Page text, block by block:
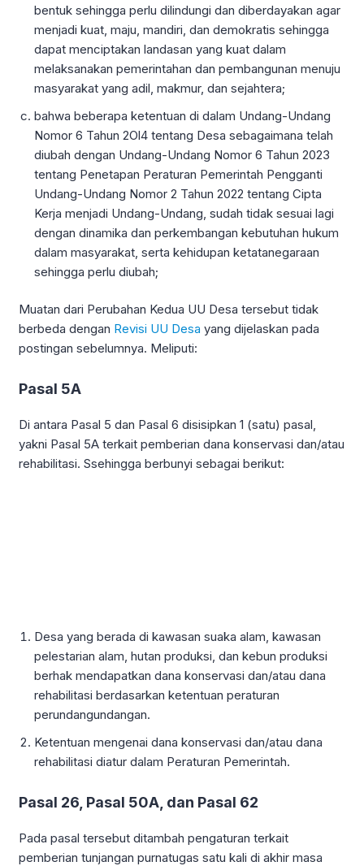
bentuk sehingga perlu dilindungi dan diberdayakan agar
menjadi kuat, maju, mandiri, dan demokratis sehingga
dapat menciptakan landasan yang kuat dalam
melaksanakan pemerintahan dan pembangunan menuju
masyarakat yang adil, makmur, dan sejahtera;
bahwa beberapa ketentuan di dalam Undang-Undang
Nomor 6 Tahun 2Ol4 tentang Desa sebagaimana telah
diubah dengan Undang-Undang Nomor 6 Tahun 2023
tentang Penetapan Peraturan Pemerintah Pengganti
Undang-Undang Nomor 2 Tahun 2022 tentang Cipta
Kerja menjadi Undang-Undang, sudah tidak sesuai lagi
dengan dinamika dan perkembangan kebutuhan hukum
dalam masyarakat, serta kehidupan ketatanegaraan
sehingga perlu diubah;
Muatan dari Perubahan Kedua UU Desa tersebut tidak
berbeda dengan Revisi UU Desa yang dijelaskan pada
postingan sebelumnya. Meliputi:
Pasal 5A
Di antara Pasal 5 dan Pasal 6 disisipkan 1 (satu) pasal,
yakni Pasal 5A terkait pemberian dana konservasi dan/atau
rehabilitasi. Ssehingga berbunyi sebagai berikut:
Desa yang berada di kawasan suaka alam, kawasan
pelestarian alam, hutan produksi, dan kebun produksi
berhak mendapatkan dana konservasi dan/atau dana
rehabilitasi berdasarkan ketentuan peraturan
perundangundangan.
Ketentuan mengenai dana konservasi dan/atau dana
rehabilitasi diatur dalam Peraturan Pemerintah.
Pasal 26, Pasal 50A, dan Pasal 62
Pada pasal tersebut ditambah pengaturan terkait
pemberian tunjangan purnatugas satu kali di akhir masa